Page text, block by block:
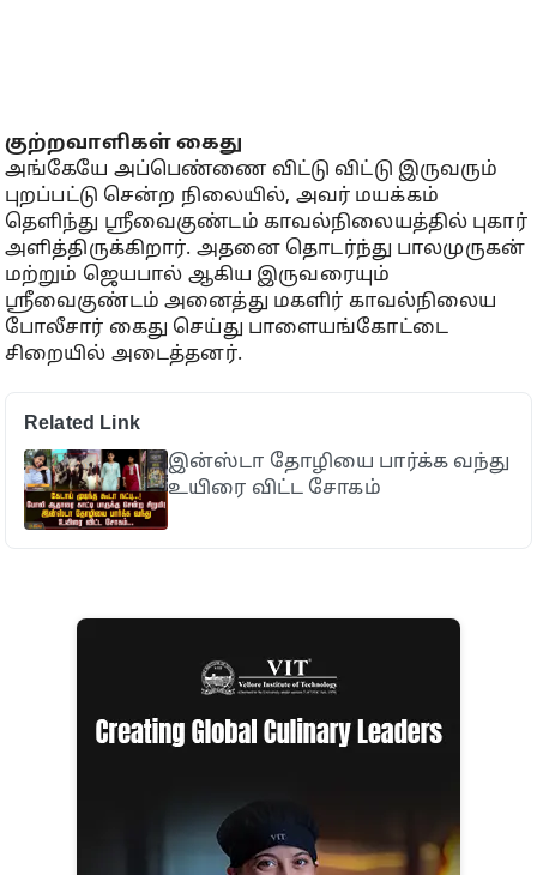
குற்றவாளிகள் கைது
அங்கேயே அப்பெண்ணை விட்டு விட்டு இருவரும்
புறப்பட்டு சென்ற நிலையில், அவர் மயக்கம்
தெளிந்து ஸ்ரீவைகுண்டம் காவல்நிலையத்தில் புகார்
அளித்திருக்கிறார். அதனை தொடர்ந்து பாலமுருகன்
மற்றும் ஜெயபால் ஆகிய இருவரையும்
ஸ்ரீவைகுண்டம் அனைத்து மகளிர் காவல்நிலைய
போலீசார் கைது செய்து பாளையங்கோட்டை
சிறையில் அடைத்தனர்.
Related Link
இன்ஸ்டா தோழியை பார்க்க வந்து
உயிரை விட்ட சோகம்